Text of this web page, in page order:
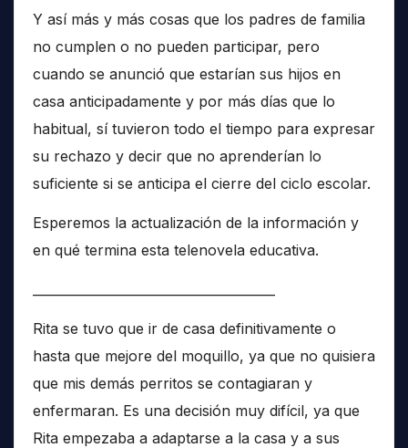
Y así más y más cosas que los padres de familia
no cumplen o no pueden participar, pero
cuando se anunció que estarían sus hijos en
casa anticipadamente y por más días que lo
habitual, sí tuvieron todo el tiempo para expresar
su rechazo y decir que no aprenderían lo
suficiente si se anticipa el cierre del ciclo escolar.
Esperemos la actualización de la información y
en qué termina esta telenovela educativa.
Rita se tuvo que ir de casa definitivamente o
hasta que mejore del moquillo, ya que no quisiera
que mis demás perritos se contagiaran y
enfermaran. Es una decisión muy difícil, ya que
Rita empezaba a adaptarse a la casa y a sus